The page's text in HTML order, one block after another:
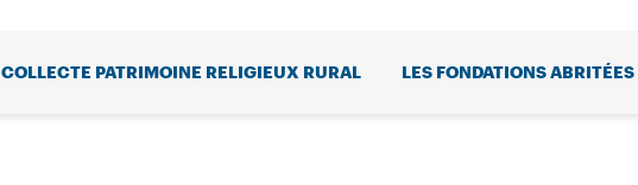
COLLECTE PATRIMOINE RELIGIEUX RURAL LES FONDATIONS ABRITÉES